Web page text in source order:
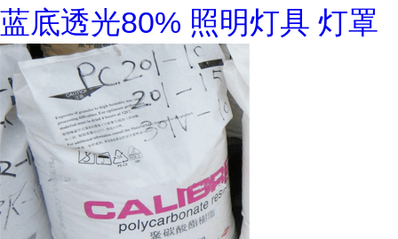
蓝底透光80% 照明灯具 灯罩